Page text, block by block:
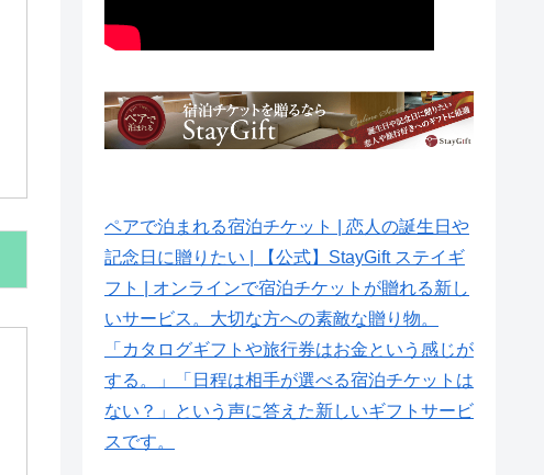
ペアで泊まれる宿泊チケット | 恋人の誕生日や
記念日に贈りたい | 【公式】StayGift ステイギ
フト | オンラインで宿泊チケットが贈れる新し
いサービス。大切な方への素敵な贈り物。
「カタログギフトや旅行券はお金という感じが
する。」「日程は相手が選べる宿泊チケットは
ない？」という声に答えた新しいギフトサービ
スです。